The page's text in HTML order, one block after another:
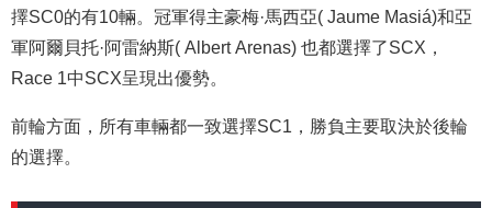
擇SC0的有10輛。冠軍得主豪梅·馬西亞( Jaume Masiá)和亞
軍阿爾貝托·阿雷納斯( Albert Arenas) 也都選擇了SCX，
Race 1中SCX呈現出優勢。
前輪方面，所有車輛都一致選擇SC1，勝負主要取決於後輪
的選擇。